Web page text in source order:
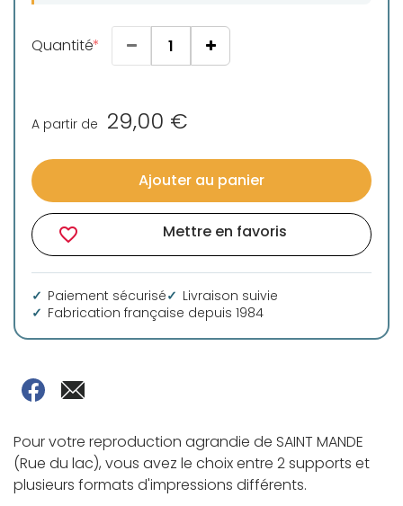
Quantité
A partir de 29,00 €
Ajouter au panier
favorite_border Mettre en favoris
Paiement sécurisé
Livraison suivie
Fabrication française depuis 1984
Pour votre reproduction agrandie de SAINT MANDE
(Rue du lac), vous avez le choix entre 2 supports et
plusieurs formats d'impressions différents.